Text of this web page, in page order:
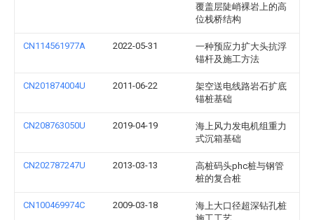
覆盖层陡峭裸岩上的高
位栈桥结构
CN114561977A 2022-05-31
一种预应力扩大头抗浮
锚杆及施工方法
CN201874004U 2011-06-22
架空送电线路岩石扩底
锚桩基础
CN208763050U 2019-04-19
海上风力发电机组重力
式沉箱基础
CN202787247U 2013-03-13
高桩码头phc桩与钢管
桩的复合桩
CN100469974C 2009-03-18
海上大口径超深钻孔桩